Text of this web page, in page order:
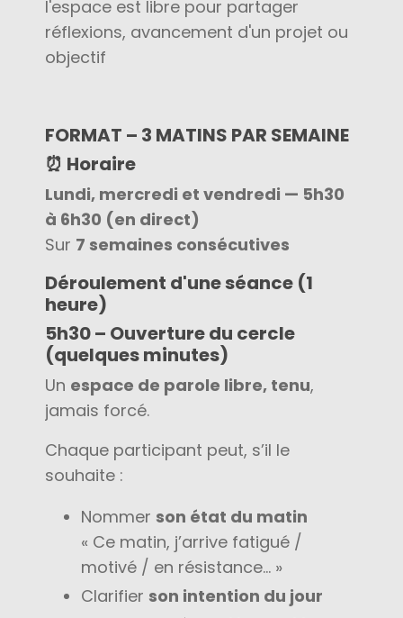
l'espace est libre pour partager
réflexions, avancement d'un projet ou
objectif
FORMAT – 3 MATINS PAR SEMAINE
⏰ Horaire
Lundi, mercredi et vendredi — 5h30
à 6h30 (en direct)
Sur 7 semaines consécutives
Déroulement d'une séance (1
heure)
5h30 – Ouverture du cercle
(quelques minutes)
Un espace de parole libre, tenu,
jamais forcé.
Chaque participant peut, s’il le
souhaite :
Nommer son état du matin
« Ce matin, j’arrive fatigué /
motivé / en résistance… »
Clarifier son intention du jour